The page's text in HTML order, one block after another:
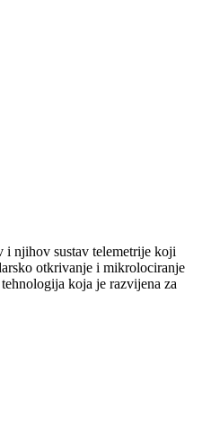
i njihov sustav telemetrije koji
otkrivanje i mikrolociranje
koja je razvijena za